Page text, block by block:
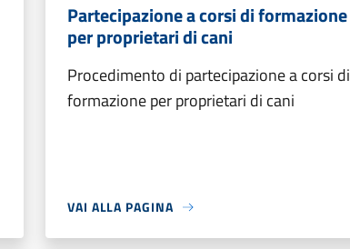
Partecipazione a corsi di formazione
per proprietari di cani
Procedimento di partecipazione a corsi di
formazione per proprietari di cani
VAI ALLA PAGINA